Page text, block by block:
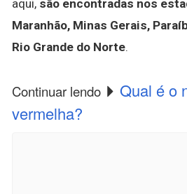
aqui, são encontradas nos
Maranhão, Minas Gerais,
Rio Grande do Norte.
Continuar lendo
Qual é o
vermelha?